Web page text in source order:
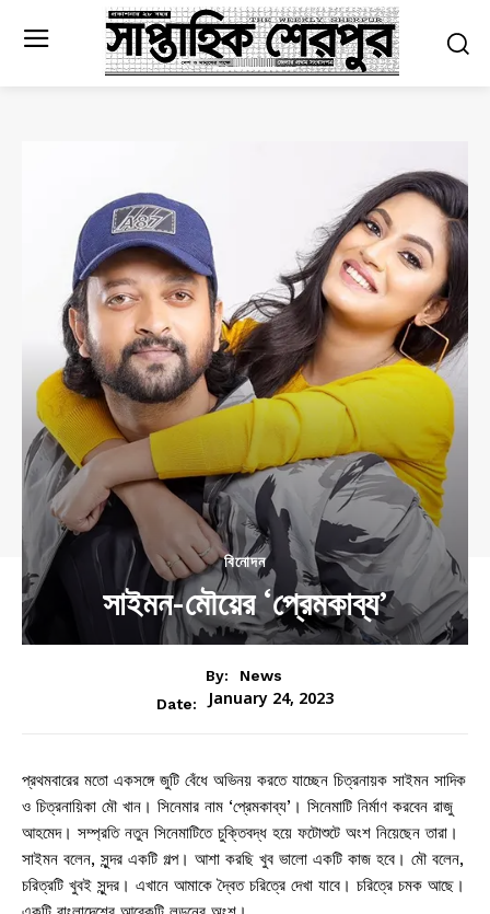
বিনোদন
সাইমন-মৌয়ের ‘প্রেমকাব্য’
By:
News
Date:
January 24, 2023
প্রথমবারের মতো একসঙ্গে জুটি বেঁধে অভিনয় করতে যাচ্ছেন চিত্রনায়ক সাইমন সাদিক
ও চিত্রনায়িকা মৌ খান। সিনেমার নাম ‘প্রেমকাব্য’। সিনেমাটি নির্মাণ করবেন রাজু
আহমেদ। সম্প্রতি নতুন সিনেমাটিতে চুক্তিবদ্ধ হয়ে ফটোশুটে অংশ নিয়েছেন তারা।
সাইমন বলেন, সুন্দর একটি গল্প। আশা করছি খুব ভালো একটি কাজ হবে। মৌ বলেন,
চরিত্রটি খুবই সুন্দর। এখানে আমাকে দ্বৈত চরিত্রে দেখা যাবে। চরিত্রে চমক আছে।